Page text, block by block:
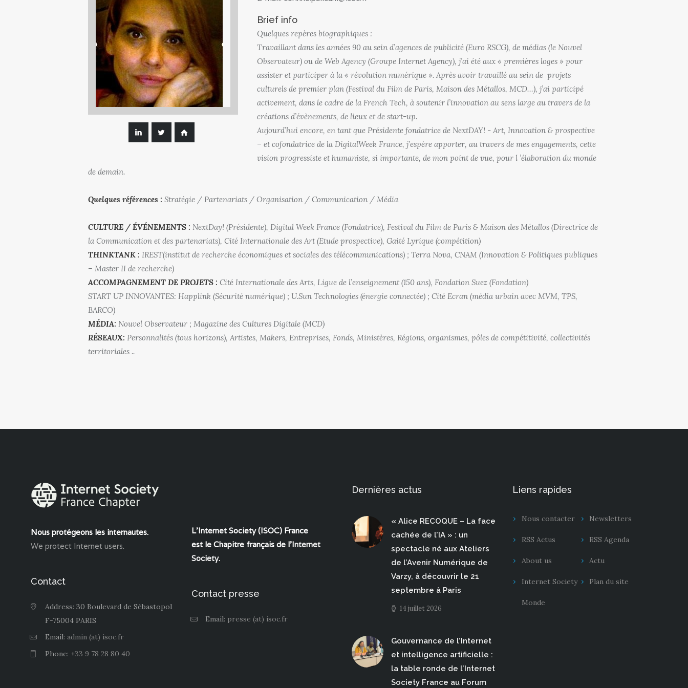
Brief info
Quelques repères biographiques :
Travaillant dans les années 90 au sein d’agences de publicité (Euro RSCG), de médias (le Nouvel
Observateur) ou de Web Agency (Groupe Internet Agency), j’ai été aux « premières loges » pour
assister et participer à la « révolution numérique ». Après avoir travaillé au sein de projets
culturels de premier plan (Festival du Film de Paris, Maison des Métallos, MCD…), j’ai participé
activement, dans le cadre de la French Tech, à soutenir l’innovation au sens large au travers de la
créations d’évènements, de lieux et de start-up.
Aujourd’hui encore, en tant que Présidente fondatrice de NextDAY! - Art, Innovation & prospective
– et cofondatrice de la DigitalWeek France, j’espère apporter, au travers de mes engagements, cette
vision progressiste et humaniste, si importante, de mon point de vue, pour l ’élaboration du monde
de demain.
Quelques références : Stratégie / Partenariats / Organisation / Communication / Média
CULTURE / ÉVÉNEMENTS : NextDay! (Présidente), Digital Week France (Fondatrice), Festival du Film de Paris & Maison des Métallos (Directrice de
la Communication et des partenariats), Cité Internationale des Art (Etude prospective), Gaité Lyrique (compétition)
THINKTANK : IREST(institut de recherche économiques et sociales des télécommunications) ; Terra Nova, CNAM (Innovation & Politiques publiques
– Master II de recherche)
ACCOMPAGNEMENT DE PROJETS : Cité Internationale des Arts, Ligue de l’enseignement (150 ans), Fondation Suez (Fondation)
START UP INNOVANTES: Happlink (Sécurité numérique) ; U.Sun Technologies (énergie connectée) ; Cité Ecran (média urbain avec MVM, TPS,
BARCO)
MÉDIA: Nouvel Observateur ; Magazine des Cultures Digitale (MCD)
RÉSEAUX: Personnalités (tous horizons), Artistes, Makers, Entreprises, Fonds, Ministères, Régions, organismes, pôles de compétitivité, collectivités
territoriales ..
Nous protégeons les internautes.
We protect Internet users.
Contact
Address: 30 Boulevard de Sébastopol
F-75004 PARIS
Email: admin (at) isoc.fr
Phone: +33 9 78 28 80 40
L'Internet Society (ISOC) France
est le Chapitre français de l'Internet
Society.
Contact presse
Email: presse (at) isoc.fr
Dernières actus
« Alice RECOQUE – La face
cachée de l’IA » : un
spectacle né aux Ateliers
de l’Avenir Numérique de
Varzy, à découvrir le 21
septembre à Paris
14 juillet 2026
Gouvernance de l’Internet
et intelligence artificielle :
la table ronde de l’Internet
Society France au Forum
Liens rapides
Nous contacter Newsletters
RSS Actus RSS Agenda
About us Actu
Internet Society
Monde
Plan du site